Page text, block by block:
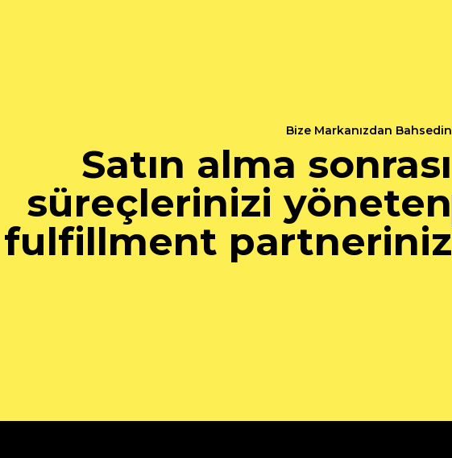
Bize Markanızdan Bahsedin
Satın alma sonrası
süreçlerinizi yöneten
fulfillment partneriniz